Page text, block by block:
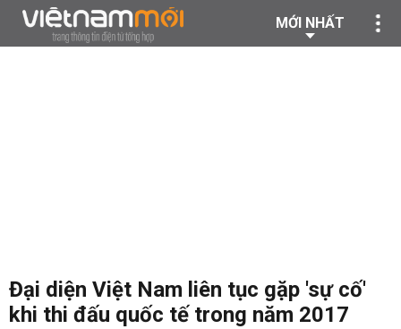
MỚI NHẤT
Đại diện Việt Nam liên tục gặp 'sự cố'
khi thi đấu quốc tế trong năm 2017